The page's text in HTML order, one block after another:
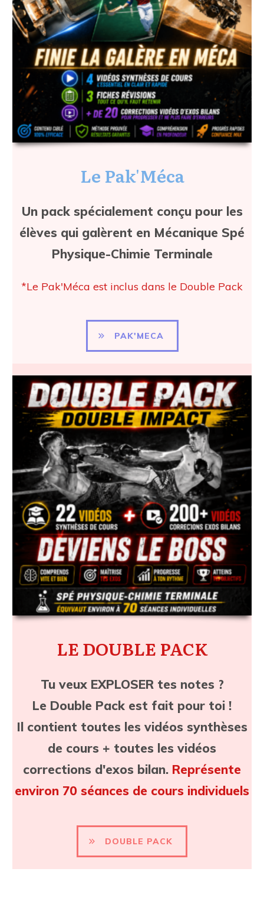
Le Pak'Méca
Un pack spécialement conçu pour les
élèves qui galèrent en Mécanique Spé
Physique-Chimie Terminale
*Le Pak'Méca est inclus dans le Double Pack
PAK'MECA
LE DOUBLE PACK
Tu veux EXPLOSER tes notes ?
Le Double Pack est fait pour toi !
Il contient toutes les vidéos synthèses
de cours + toutes les vidéos
corrections d'exos bilan. Représente
environ 70 séances de cours individuels
DOUBLE PACK